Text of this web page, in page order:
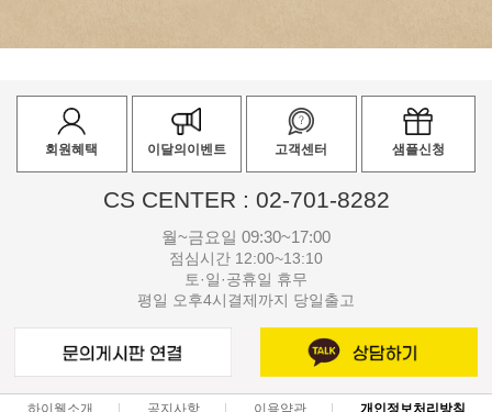
회원혜택 이달의이벤트 고객센터 샘플신청
CS CENTER : 02-701-8282
월~금요일 09:30~17:00
점심시간 12:00~13:10
토·일·공휴일 휴무
평일 오후4시결제까지 당일출고
하이웰소개 공지사항 이용약관 개인정보처리방침